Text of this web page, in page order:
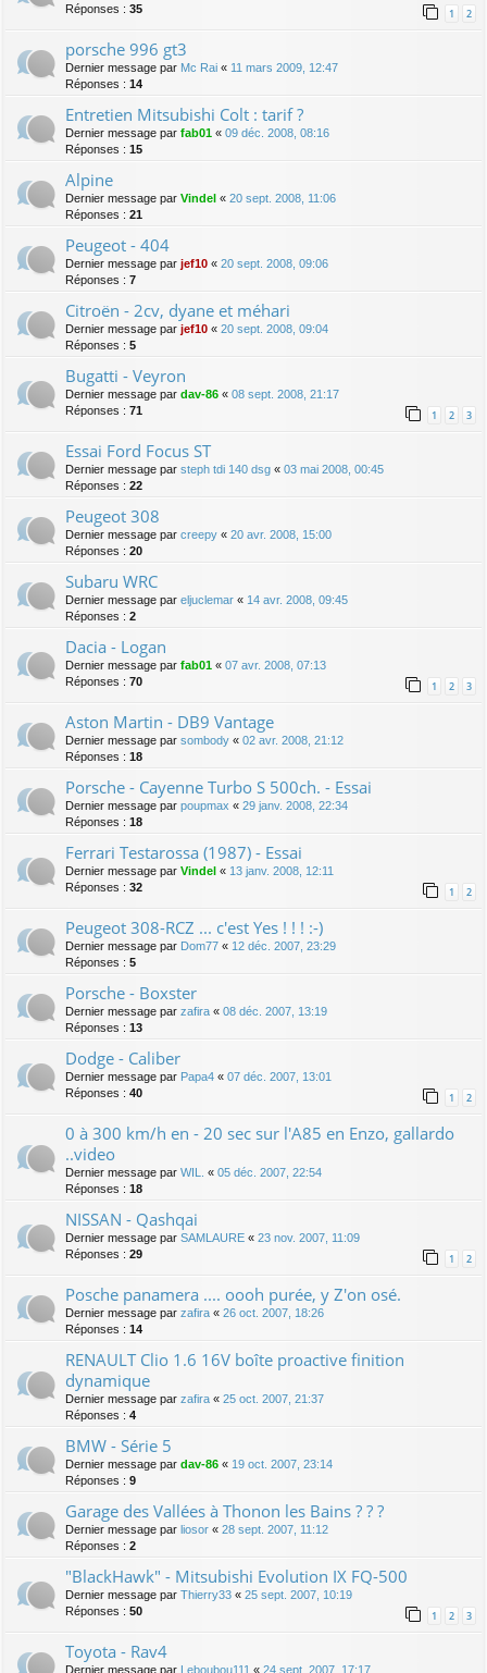
Réponses : 35 1 2
porsche 996 gt3
Dernier message par Mc Rai « 11 mars 2009, 12:47
Réponses : 14
Entretien Mitsubishi Colt : tarif ?
Dernier message par fab01 « 09 déc. 2008, 08:16
Réponses : 15
Alpine
Dernier message par Vindel « 20 sept. 2008, 11:06
Réponses : 21
Peugeot - 404
Dernier message par jef10 « 20 sept. 2008, 09:06
Réponses : 7
Citroën - 2cv, dyane et méhari
Dernier message par jef10 « 20 sept. 2008, 09:04
Réponses : 5
Bugatti - Veyron
Dernier message par dav-86 « 08 sept. 2008, 21:17
Réponses : 71 1 2 3
Essai Ford Focus ST
Dernier message par steph tdi 140 dsg « 03 mai 2008, 00:45
Réponses : 22
Peugeot 308
Dernier message par creepy « 20 avr. 2008, 15:00
Réponses : 20
Subaru WRC
Dernier message par eljuclemar « 14 avr. 2008, 09:45
Réponses : 2
Dacia - Logan
Dernier message par fab01 « 07 avr. 2008, 07:13
Réponses : 70 1 2 3
Aston Martin - DB9 Vantage
Dernier message par sombody « 02 avr. 2008, 21:12
Réponses : 18
Porsche - Cayenne Turbo S 500ch. - Essai
Dernier message par poupmax « 29 janv. 2008, 22:34
Réponses : 18
Ferrari Testarossa (1987) - Essai
Dernier message par Vindel « 13 janv. 2008, 12:11
Réponses : 32 1 2
Peugeot 308-RCZ ... c'est Yes ! ! ! :-)
Dernier message par Dom77 « 12 déc. 2007, 23:29
Réponses : 5
Porsche - Boxster
Dernier message par zafira « 08 déc. 2007, 13:19
Réponses : 13
Dodge - Caliber
Dernier message par Papa4 « 07 déc. 2007, 13:01
Réponses : 40 1 2
0 à 300 km/h en - 20 sec sur l'A85 en Enzo, gallardo
..video
Dernier message par WIL. « 05 déc. 2007, 22:54
Réponses : 18
NISSAN - Qashqai
Dernier message par SAMLAURE « 23 nov. 2007, 11:09
Réponses : 29 1 2
Posche panamera .... oooh purée, y Z'on osé.
Dernier message par zafira « 26 oct. 2007, 18:26
Réponses : 14
RENAULT Clio 1.6 16V boîte proactive finition
dynamique
Dernier message par zafira « 25 oct. 2007, 21:37
Réponses : 4
BMW - Série 5
Dernier message par dav-86 « 19 oct. 2007, 23:14
Réponses : 9
Garage des Vallées à Thonon les Bains ? ? ?
Dernier message par liosor « 28 sept. 2007, 11:12
Réponses : 2
"BlackHawk" - Mitsubishi Evolution IX FQ-500
Dernier message par Thierry33 « 25 sept. 2007, 10:19
Réponses : 50 1 2 3
Toyota - Rav4
Dernier message par Leboubou111 « 24 sept. 2007, 17:17